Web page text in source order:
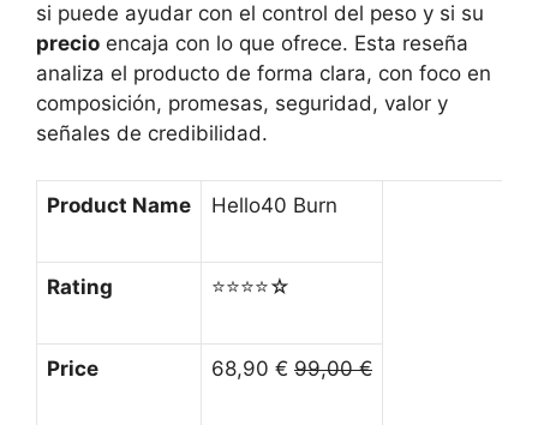
si puede ayudar con el control del peso y si su
precio encaja con lo que ofrece. Esta reseña
analiza el producto de forma clara, con foco en
composición, promesas, seguridad, valor y
señales de credibilidad.
Product Name Hello40 Burn
Rating ⭐⭐⭐⭐☆
Price 68,90 € 99,00 €